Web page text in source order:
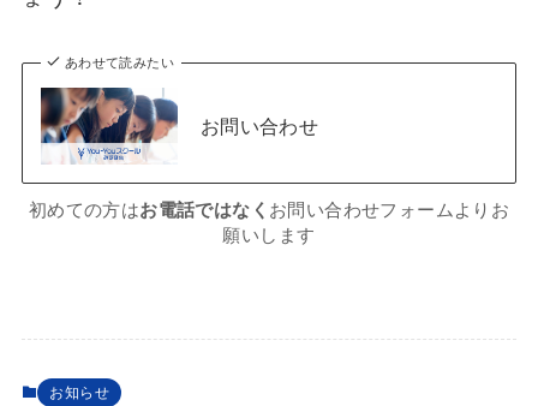
あわせて読みたい
お問い合わせ
初めての方はお電話ではなく お問い合わせフォームよりお
願いします
お知らせ